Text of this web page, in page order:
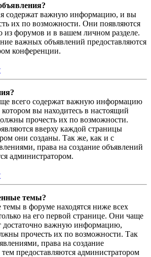
содержат важную информацию, и вы
их по возможности. Они появляются
из форумов и в вашем личном разделе.
важных объявлений предоставляются
конференции.
всего содержат важную информацию
вы находитесь в настоящий
прочесть их по возможности.
вверху каждой страницы
они созданы. Так же, как и с
права на создание объявлений
администратором.
темы?
в форуме находятся ниже всех
на его первой странице. Они чаще
достаточно важную информацию,
прочесть их по возможности. Так
права на создание
предоставляются администратором